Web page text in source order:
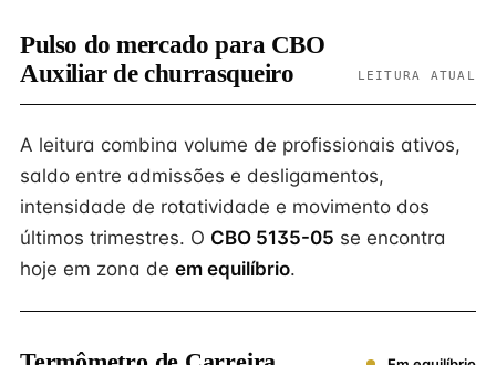
Pulso do mercado para CBO
Auxiliar de churrasqueiro
LEITURA ATUAL
A leitura combina volume de profissionais ativos,
saldo entre admissões e desligamentos,
intensidade de rotatividade e movimento dos
últimos trimestres. O CBO 5135-05 se encontra
hoje em zona de em equilíbrio.